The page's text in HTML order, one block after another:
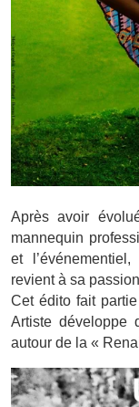
Après avoir
mannequin
et
revient à sa
Cet édito fait
Artiste développe
autour de la «